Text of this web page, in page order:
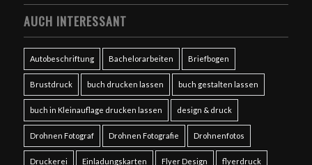
AUCH INTERESSANT
Autobeschriftung Bachelorarbeiten Briefbogen
Brustdruck buch drucken lassen buch gestalten lassen
buch in Kleinauflage drucken lassen design & druck
Drohnen Fotograf Drohnen Fotografie Drohnenfotos
Druckerei Einladungskarten Flyer Design flyerdruck